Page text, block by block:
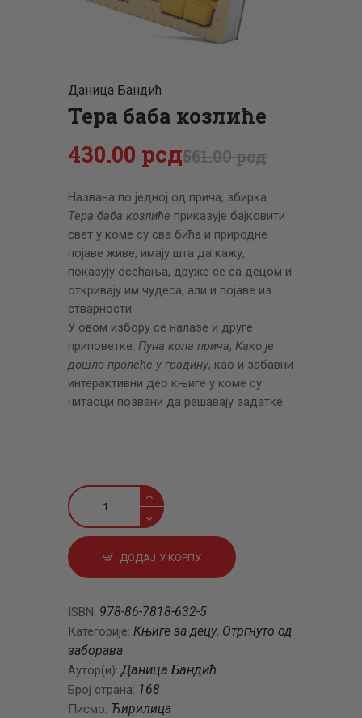
ЦЕНОВНИК
Даница Бандић
Тера баба козлиће
561.00рсд
430.00 рсд
Названа по једној од прича, збирка
Тера баба козлиће приказује бајковити
свет у коме су сва бића и природне
појаве живе, имају шта да кажу,
показују осећања, друже се са децом и
откривају им чудеса, али и појаве из
стварности.
У овом избору се налазе и друге
приповетке: Пуна кола прича, Како је
дошло пролеће у градину, као и забавни
интерактивни део књиге у коме су
читаоци позвани да решавају задатке.
Тера
баба
козлиће
количина
ДОДАЈ У КОРПУ
ISBN: 978-86-7818-632-5
Категорије: Књиге за децу, Отргнуто од
заборава
Аутор(и):Даница Бандић
Број страна: 168
Писмо: Ћирилица